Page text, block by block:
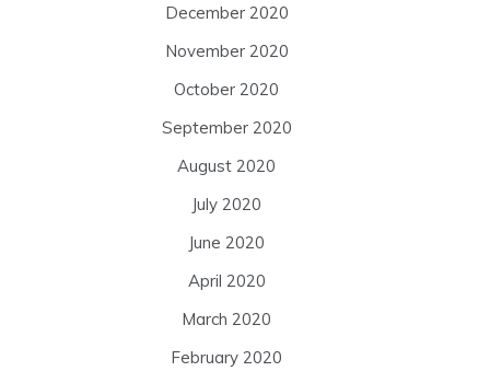
December 2020
November 2020
October 2020
September 2020
August 2020
July 2020
June 2020
April 2020
March 2020
February 2020